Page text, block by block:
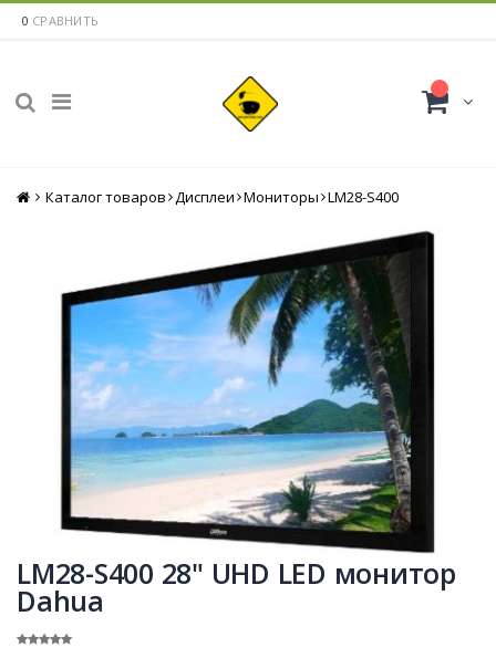
0 СРАВНИТЬ
Главная
Каталог товаров Дисплеи Мониторы LM28-S400
LM28-S400 28" UHD LED монитор
Dahua